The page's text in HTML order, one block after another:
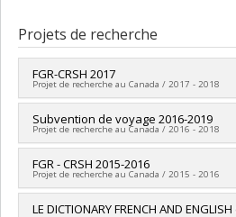
Cycle : Maîtrise
Diplôme obtenu :M.A.
Lien vers le document dans Papyrus
Projets de recherche
FGR-CRSH 2017
Projet de recherche au Canada / 2017 - 2018
Chercheur principal :Monique Cormier
Sources de financement :CRSH/
sciences humaines du Canada
Programmes de subvention :
recherche institutionnelle
Subvention de voyage 2016-2019
Projet de recherche au Canada / 2016 - 2018
Chercheur principal :Monique Cormier
Sources de financement :CRSH/
sciences humaines du Canada
Programmes de subvention :
FGR - CRSH 2015-2016
Projet de recherche au Canada / 2015 - 2016
Chercheur principal :Monique
LE DICTIONARY FRENCH AND